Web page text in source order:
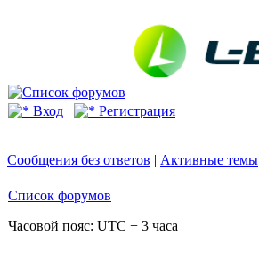
Вход Регистрация
Сообщения без ответов | Активные темы
Список форумов
Часовой пояс: UTC + 3 часа